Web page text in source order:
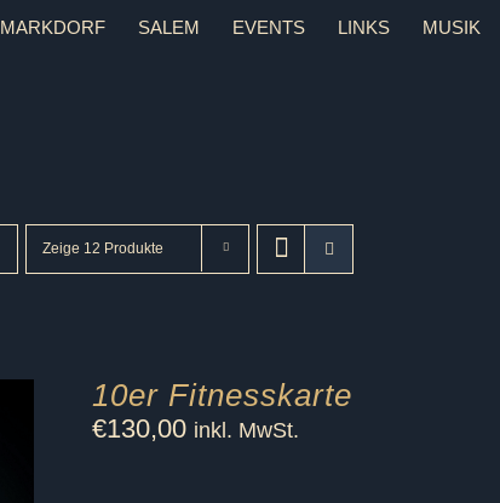
MARKDORF SALEM EVENTS LINKS MUSIK
Zeige 12 Produkte
10er Fitnesskarte
€130,00 inkl. MwSt.